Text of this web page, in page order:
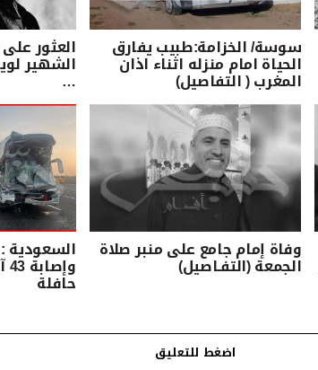
سوسة/ الخزامة:طبيب يفارق
الحياة امام منزله اثناء اذان
المغرب ( التفاصيل)
العثور
الشهير
…
وفاة إمام جامع على منبر صلاة
الجمعة (التفـاصيل)
حافلة
اضغط للتعليق